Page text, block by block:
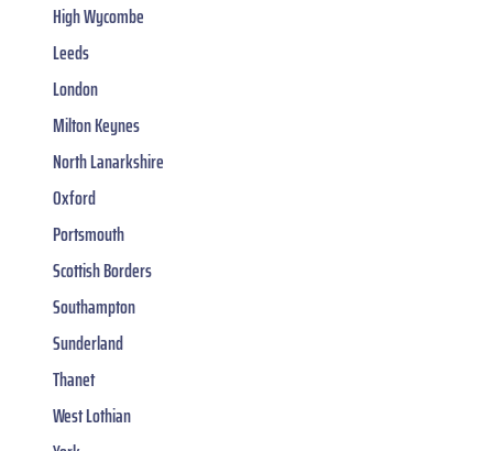
High Wycombe
Leeds
London
Milton Keynes
North Lanarkshire
Oxford
Portsmouth
Scottish Borders
Southampton
Sunderland
Thanet
West Lothian